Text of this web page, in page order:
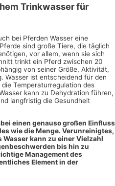
Trinkwasser für
bei Pferden Wasser eine
sind große Tiere, die täglich
vor allem, wenn sie sich
trinkt ein Pferd zwischen 20
von seiner Größe, Aktivität,
Wasser ist entscheidend für den
Temperaturregulation des
kann zu Dehydration führen,
langfristig die Gesundheit
einen genauso großen Einfluss
wie die Menge. Verunreinigtes,
kann zu einer Vielzahl
bis hin zu
Management des
Element in der